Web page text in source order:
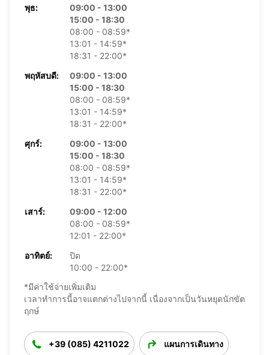
พุธ:
09:00 - 13:00
15:00 - 18:30
08:00 - 08:59*
13:01 - 14:59*
18:31 - 22:00*
พฤหัสบดี:
09:00 - 13:00
15:00 - 18:30
08:00 - 08:59*
13:01 - 14:59*
18:31 - 22:00*
ศุกร์:
09:00 - 13:00
15:00 - 18:30
08:00 - 08:59*
13:01 - 14:59*
18:31 - 22:00*
เสาร์:
09:00 - 12:00
08:00 - 08:59*
12:01 - 22:00*
อาทิตย์:
ปิด
10:00 - 22:00*
*มีค่าใช้จ่ายเพิ่มเติม
เวลาทำการนี้อาจแตกต่างไปจากนี้ เนื่องจากเป็นวันหยุดนักขัต
ฤกษ์
+39 (085) 4211022 แผนการเดินทาง